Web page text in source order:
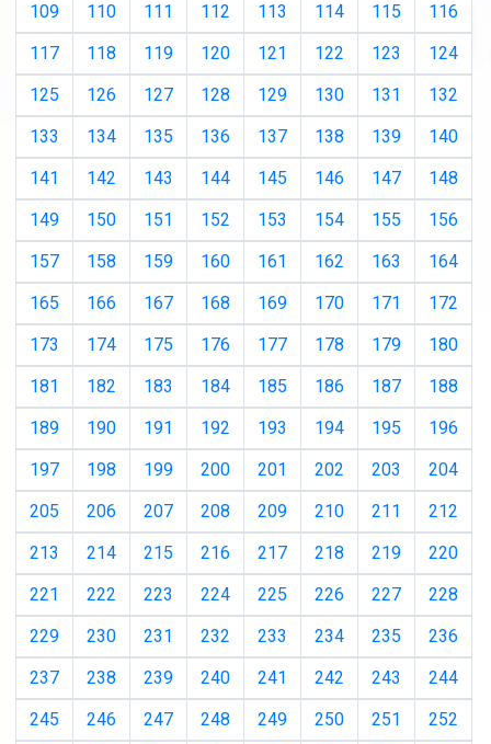
109
110 111 112 113 114 115
116
117
118 119 120 121 122 123
124
125
126 127 128 129 130 131
132
133
134 135 136 137 138 139
140
141
142 143 144 145 146 147
148
149
150 151 152 153 154 155
156
157
158 159 160 161 162 163
164
165
166 167 168 169 170 171
172
173
174 175 176 177 178 179
180
181
182 183 184 185 186 187
188
189
190 191 192 193 194 195
196
197
198 199 200 201 202 203
204
205
206 207 208 209 210 211
212
213
214 215 216 217 218 219
220
221
222 223 224 225 226 227
228
229
230 231 232 233 234 235
236
237
238 239 240 241 242 243
244
245
246 247 248 249 250 251
252